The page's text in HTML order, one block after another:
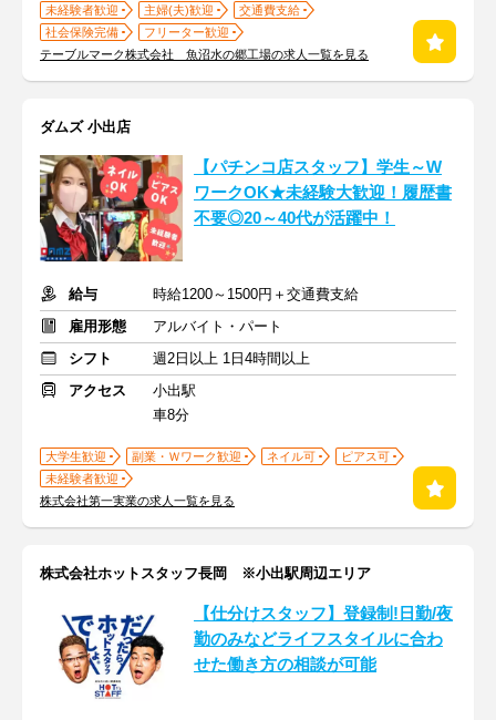
未経験者歓迎 主婦(夫)歓迎
交通費支給
社会保険完備
フリーター歓迎
テーブルマーク株式会社 魚沼水の郷工場の求人一覧を見る
ダムズ 小出店
【パチンコ店スタッフ】学生～W
ワークOK★未経験大歓迎！履歴書
不要◎20～40代が活躍中！
給与
時給1200～1500円＋交通費支給
雇用形態
アルバイト・パート
シフト
週2日以上 1日4時間以上
アクセス
小出駅
車8分
大学生歓迎 副業・Ｗワーク歓迎 ネイル可
ピアス可
未経験者歓迎
株式会社第一実業の求人一覧を見る
株式会社ホットスタッフ長岡 ※小出駅周辺エリア
【仕分けスタッフ】登録制!日勤/夜
勤のみなどライフスタイルに合わ
せた働き方の相談が可能